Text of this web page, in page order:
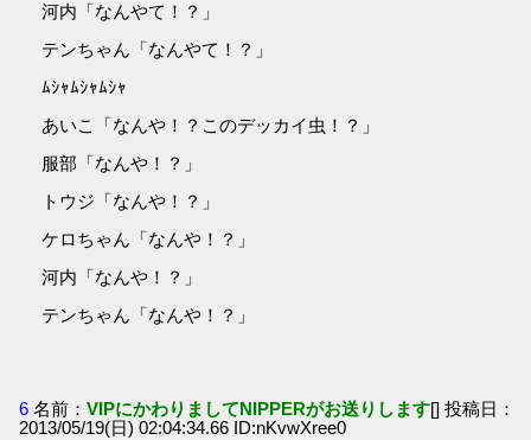
河内「なんやて！？」
テンちゃん「なんやて！？」
ﾑｼｬﾑｼｬﾑｼｬ
あいこ「なんや！？このデッカイ虫！？」
服部「なんや！？」
トウジ「なんや！？」
ケロちゃん「なんや！？」
河内「なんや！？」
テンちゃん「なんや！？」
6 名前：VIPにかわりましてNIPPERがお送りします[] 投稿日：
2013/05/19(日) 02:04:34.66 ID:nKvwXree0